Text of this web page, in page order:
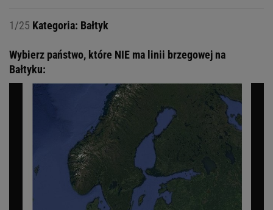
1/25 Kategoria: Bałtyk
Wybierz państwo, które NIE ma linii brzegowej na
Bałtyku: